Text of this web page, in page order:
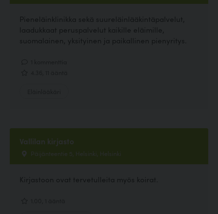
Pieneläinklinikka sekä suureläinlääkintäpalvelut,
laadukkaat peruspalvelut kaikille eläimille,
suomalainen, yksityinen ja paikallinen pienyritys.
Vallilan kirjasto
Päijänteentie 5, Helsinki, Helsinki
Kirjastoon ovat tervetulleita myös koirat.